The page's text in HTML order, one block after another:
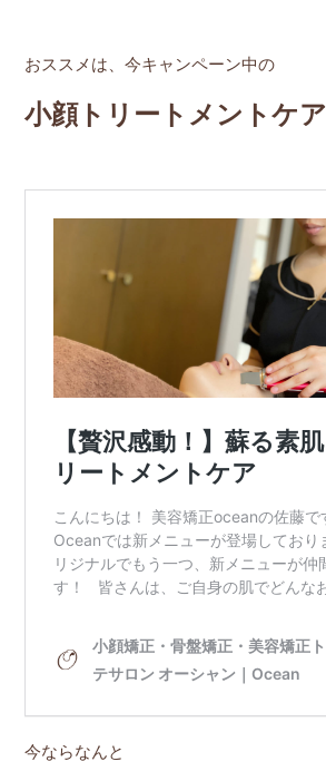
おススメは、今キャンペーン中の
小顔トリートメントケア
今ならなんと